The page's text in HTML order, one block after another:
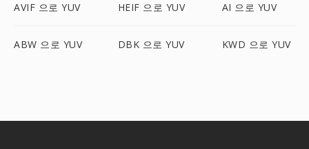
AVIF 으로 YUV HEIF 으로 YUV AI 으로 YUV
ABW 으로 YUV DBK 으로 YUV KWD 으로 YUV